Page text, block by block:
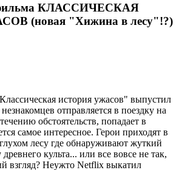
КЛАССИЧЕСКАЯ
(новая "Хижина в лесу"!?)
история ужасов" выпустил
отправляется в поездку на
обстоятельств, попадает в
самое интересное. Герои приходят в
лесу где обнаруживают жуткий
культа... или все вовсе не так,
взгляд? Неужто Netflix выкатил